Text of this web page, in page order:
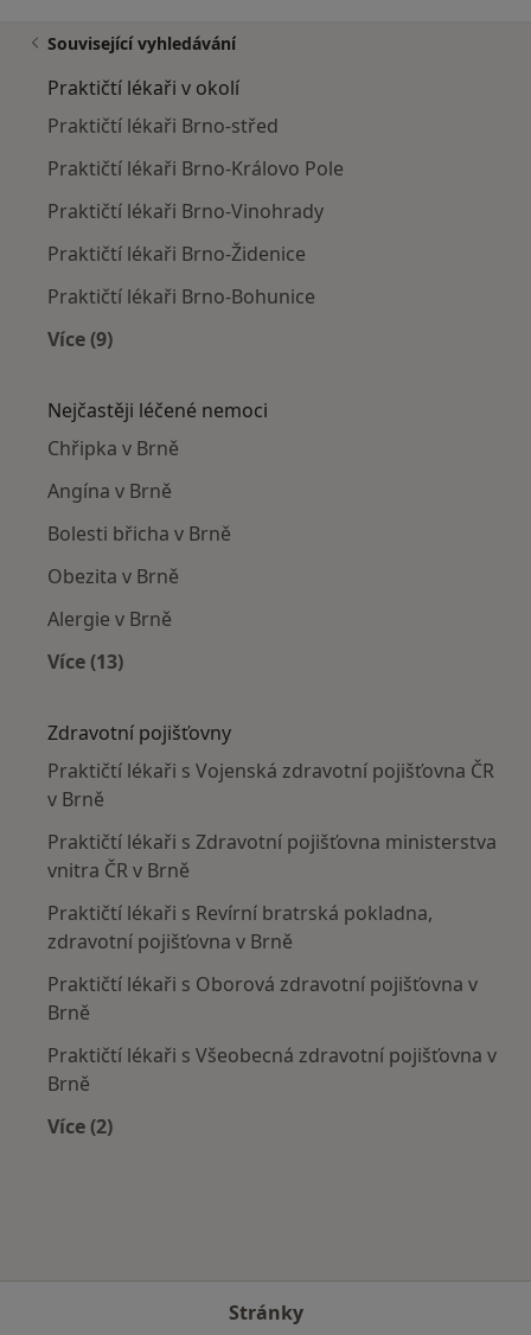
Související vyhledávání
Praktičtí lékaři v okolí
Praktičtí lékaři Brno-střed
Praktičtí lékaři Brno-Královo Pole
Praktičtí lékaři Brno-Vinohrady
Praktičtí lékaři Brno-Židenice
Praktičtí lékaři Brno-Bohunice
Více (9)
Nejčastěji léčené nemoci
Chřipka v Brně
Angína v Brně
Bolesti břicha v Brně
Obezita v Brně
Alergie v Brně
Více (13)
Zdravotní pojišťovny
Praktičtí lékaři s Vojenská zdravotní pojišťovna ČR
v Brně
Praktičtí lékaři s Zdravotní pojišťovna ministerstva
vnitra ČR v Brně
Praktičtí lékaři s Revírní bratrská pokladna,
zdravotní pojišťovna v Brně
Praktičtí lékaři s Oborová zdravotní pojišťovna v
Brně
Praktičtí lékaři s Všeobecná zdravotní pojišťovna v
Brně
Více (2)
Stránky